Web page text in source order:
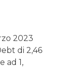
2023
di 2,46
ad 1,